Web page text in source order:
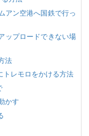
アン空港へ国鉄で行っ
ップロードできない場
法
トレモロをかける方法
かす